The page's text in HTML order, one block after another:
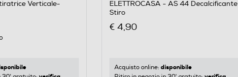
Verticale-
ELETTROCASA - AS 44 Decalcificante
Stiro
€ 4,90
Acquisto online: disponibile